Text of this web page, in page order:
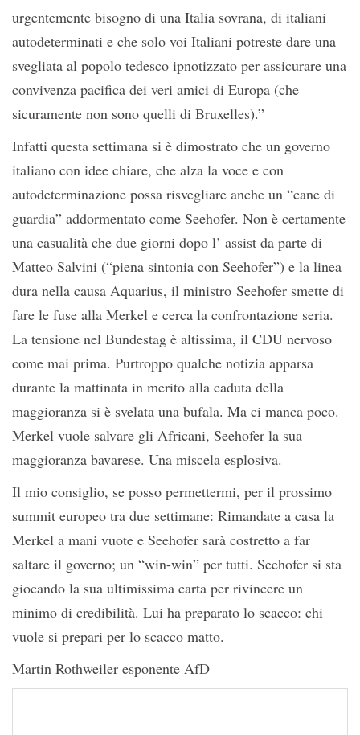
urgentemente bisogno di una Italia sovrana, di italiani
autodeterminati e che solo voi Italiani potreste dare una
svegliata al popolo tedesco ipnotizzato per assicurare una
convivenza pacifica dei veri amici di Europa (che
sicuramente non sono quelli di Bruxelles).”
Infatti questa settimana si è dimostrato che un governo
italiano con idee chiare, che alza la voce e con
autodeterminazione possa risvegliare anche un “cane di
guardia” addormentato come Seehofer. Non è certamente
una casualità che due giorni dopo l’ assist da parte di
Matteo Salvini (“piena sintonia con Seehofer”) e la linea
dura nella causa Aquarius, il ministro Seehofer smette di
fare le fuse alla Merkel e cerca la confrontazione seria.
La tensione nel Bundestag è altissima, il CDU nervoso
come mai prima. Purtroppo qualche notizia apparsa
durante la mattinata in merito alla caduta della
maggioranza si è svelata una bufala. Ma ci manca poco.
Merkel vuole salvare gli Africani, Seehofer la sua
maggioranza bavarese. Una miscela esplosiva.
Il mio consiglio, se posso permettermi, per il prossimo
summit europeo tra due settimane: Rimandate a casa la
Merkel a mani vuote e Seehofer sarà costretto a far
saltare il governo; un “win-win” per tutti. Seehofer si sta
giocando la sua ultimissima carta per rivincere un
minimo di credibilità. Lui ha preparato lo scacco: chi
vuole si prepari per lo scacco matto.
Martin Rothweiler esponente AfD